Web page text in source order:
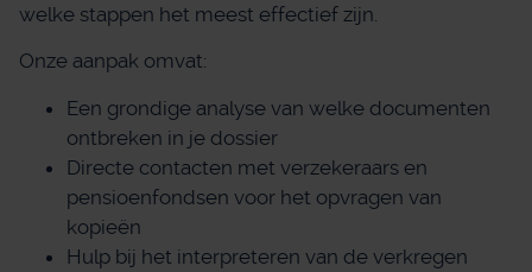
welke stappen het meest effectief zijn.
Onze aanpak omvat:
Een grondige analyse van welke documenten
ontbreken in je dossier
Directe contacten met verzekeraars en
pensioenfondsen voor het opvragen van
kopieën
Hulp bij het interpreteren van de verkregen